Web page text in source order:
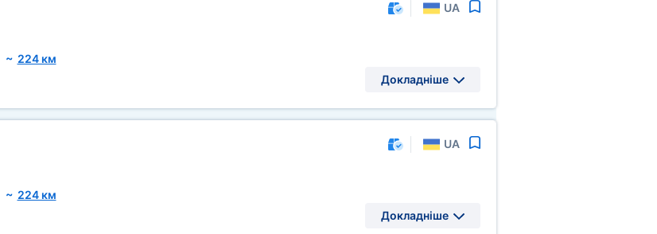
UA
~ 224 км
Докладніше
UA
~ 224 км
Докладніше